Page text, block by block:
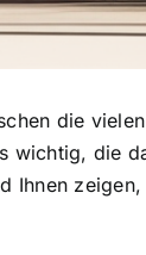
die
die
Ihnen zeigen,